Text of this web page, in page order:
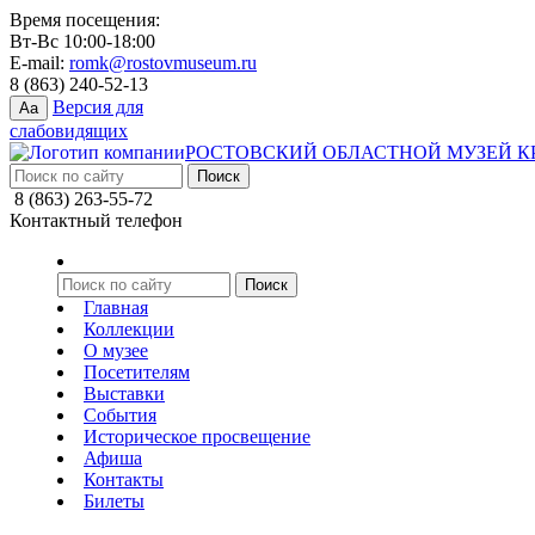
Время посещения:
Вт-Вс 10:00-18:00
E-mail: romk@rostovmuseum.ru
8 (863) 240-52-13
Aa
Версия для
слабовидящих
РОСТОВСКИЙ ОБЛАСТНОЙ МУЗЕЙ
8 (863) 263-55-72
Контактный телефон
Главная
Коллекции
О музее
Посетителям
Выставки
События
Историческое просвещение
Афиша
Контакты
Билеты